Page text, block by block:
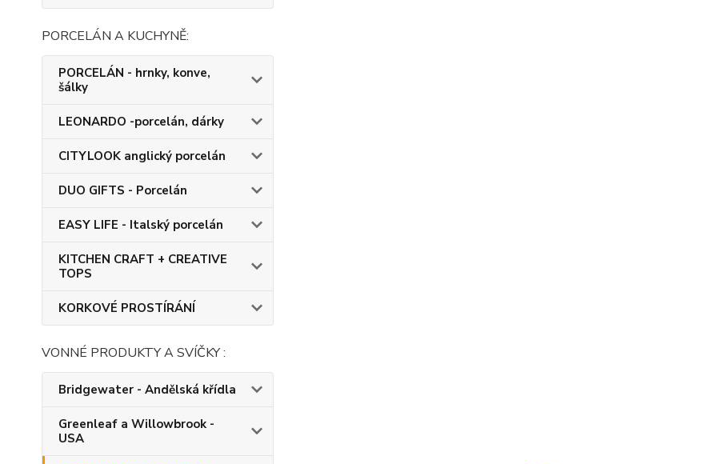
PORCELÁN A KUCHYNĚ:
PORCELÁN - hrnky, konve,
šálky
LEONARDO -porcelán, dárky
CITYLOOK anglický porcelán
DUO GIFTS - Porcelán
EASY LIFE - Italský porcelán
KITCHEN CRAFT + CREATIVE
TOPS
KORKOVÉ PROSTÍRÁNÍ
VONNÉ PRODUKTY A SVÍČKY :
Bridgewater - Andělská křídla
Greenleaf a Willowbrook -
USA